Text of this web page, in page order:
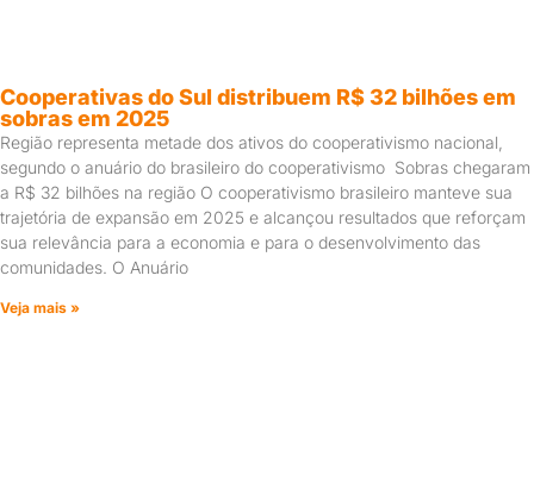
Cooperativas do Sul distribuem R$ 32 bilhões em
sobras em 2025
Região representa metade dos ativos do cooperativismo nacional,
segundo o anuário do brasileiro do cooperativismo Sobras chegaram
a R$ 32 bilhões na região O cooperativismo brasileiro manteve sua
trajetória de expansão em 2025 e alcançou resultados que reforçam
sua relevância para a economia e para o desenvolvimento das
comunidades. O Anuário
Veja mais »